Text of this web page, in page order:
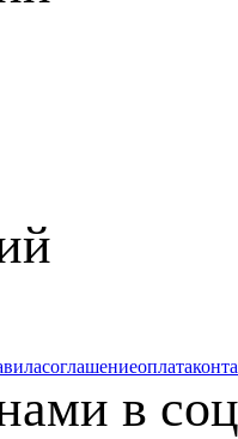
соглашениеоплата
в